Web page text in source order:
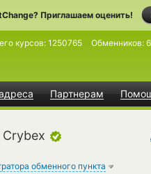
Приглашаем оценить!
Партнерам
курсов: 1250765 Обменников:
обменного пункта